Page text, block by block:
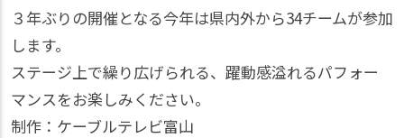
３年ぶりの開催となる今年は県内外から34チームが参加
します。
ステージ上で繰り広げられる、躍動感溢れるパフォー
マンスをお楽しみください。
制作：ケーブルテレビ富山